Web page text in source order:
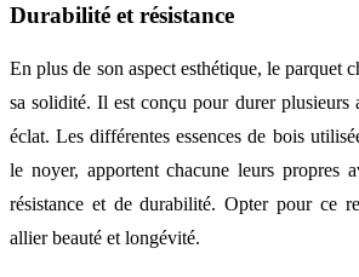
Durabilité et résistance
En plus de son aspect esthétique, le parquet
sa solidité. Il est conçu pour durer plusieurs
éclat. Les différentes essences de bois
le noyer, apportent chacune leurs propres
résistance et de durabilité. Opter pour ce
allier beauté et longévité.